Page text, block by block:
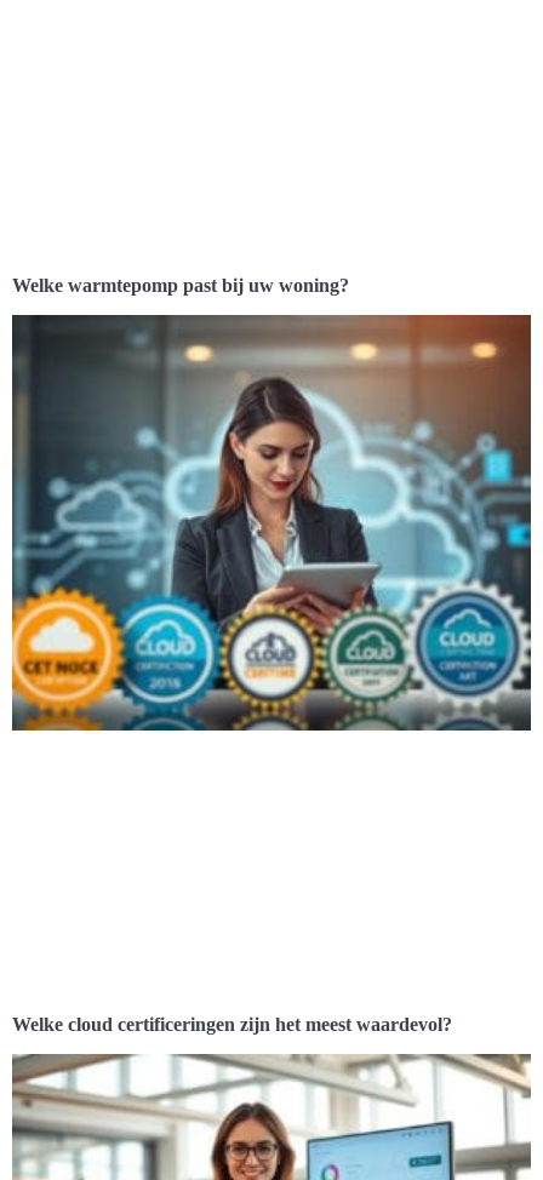
Welke warmtepomp past bij uw woning?
Welke cloud certificeringen zijn het meest waardevol?